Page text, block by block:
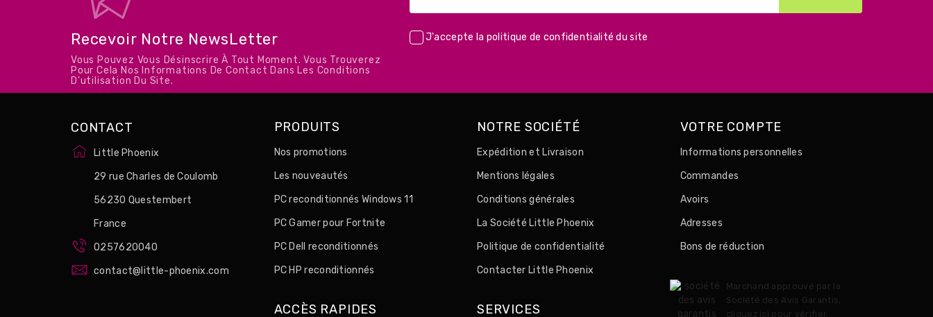
Recevoir Notre NewsLetter
Vous Pouvez Vous Désinscrire À Tout Moment. Vous Trouverez
Pour Cela Nos Informations De Contact Dans Les Conditions
D'utilisation Du Site.
J'accepte la politique de confidentialité du site
CONTACT
Little Phoenix
29 rue Charles de Coulomb
56230 Questembert
France
0257620040
contact@little-phoenix.com
PRODUITS
Nos promotions
Les nouveautés
PC reconditionnés Windows 11
PC Gamer pour Fortnite
PC Dell reconditionnés
PC HP reconditionnés
NOTRE SOCIÉTÉ
Expédition et Livraison
Mentions légales
Conditions générales
La Société Little Phoenix
Politique de confidentialité
Contacter Little Phoenix
ACCÈS RAPIDES SERVICES
VOTRE COMPTE
Informations personnelles
Commandes
Avoirs
Adresses
Bons de réduction
Marchand approuvé par la
Société des Avis Garantis,
cliquez ici pour vérifier.